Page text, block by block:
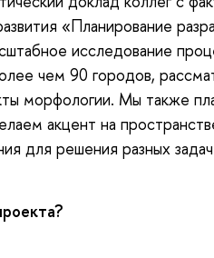
«Планирование
исследование
чем 90 городов,
морфологии. Мы также
акцент на
для решения разных